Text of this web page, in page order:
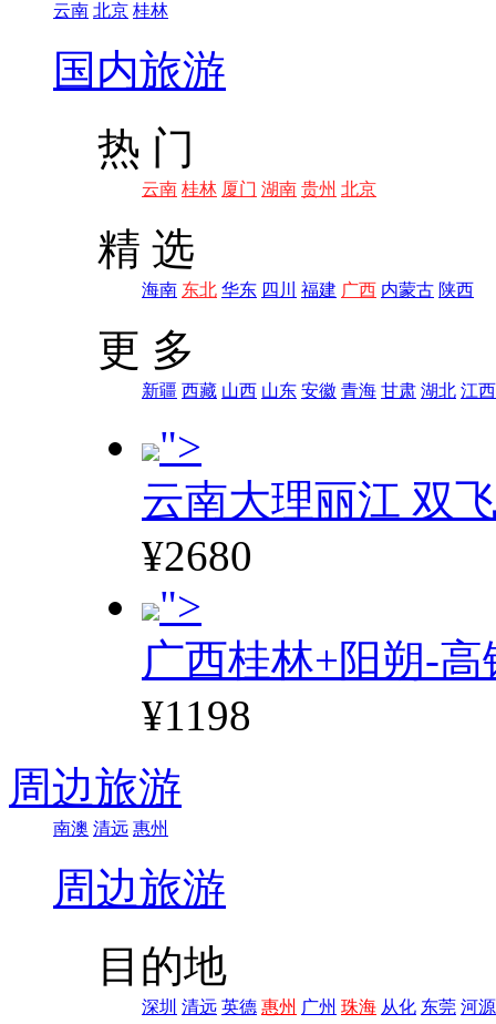
云南 北京 桂林
国内旅游
热 门
云南 桂林 厦门 湖南 贵州 北京
精 选
海南 东北 华东 四川 福建 广西 内蒙古 陕西
更 多
新疆 西藏 山西 山东 安徽 青海 甘肃 湖北 江西
">
云南大理丽江 双
¥2680
">
广西桂林+阳朔-高
¥1198
周边旅游
南澳 清远 惠州
周边旅游
目的地
深圳 清远 英德 惠州 广州 珠海 从化 东莞 河源